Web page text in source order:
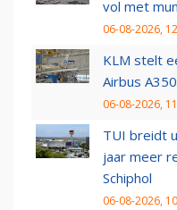
vol met
06-08-2026,
KLM stelt
Airbus
06-08-2026,
TUI breidt
jaar meer
Schiphol
06-08-2026,